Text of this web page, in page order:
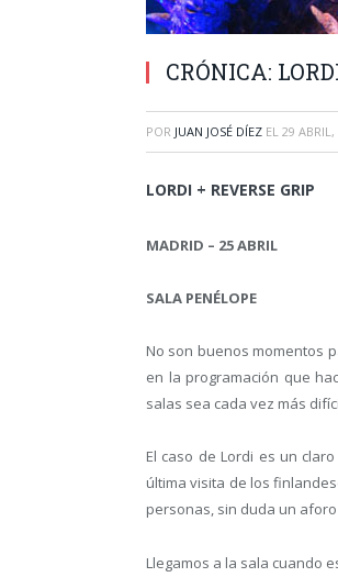
CRÓNICA:
POR JUAN JOSÉ DÍEZ EL 29 ABRIL,
LORDI + REVERSE GRIP
MADRID – 25 ABRIL
SALA PENÉLOPE
No son buenos momentos
en la programación que
salas sea cada vez más
El caso de Lordi es un
última visita de los
personas, sin duda un
Llegamos a la sala cuando